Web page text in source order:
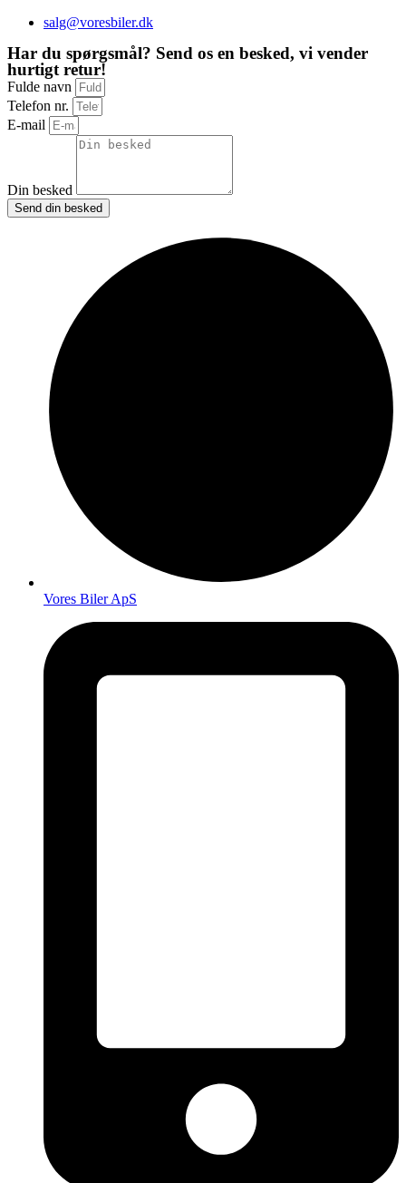
salg@voresbiler.dk
Har du spørgsmål? Send os en besked, vi vender
hurtigt retur!
Fulde navn
Telefon nr.
E-mail
Din besked
Send din besked
Vores Biler ApS